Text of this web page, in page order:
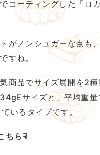
コーティングした「ロ
がノンシュガーな点も
すね。
商品でサイズ展開を2種
サイズと、平均重
いるタイプです。
ちら☟